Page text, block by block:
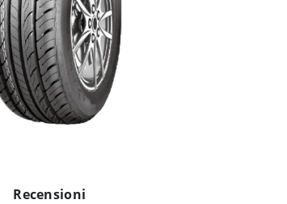
Recensioni